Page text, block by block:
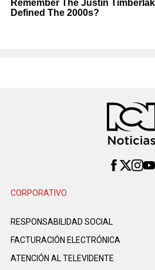
CORPORATIVO
RESPONSABILIDAD SOCIAL
FACTURACIÓN ELECTRÓNICA
ATENCIÓN AL TELEVIDENTE